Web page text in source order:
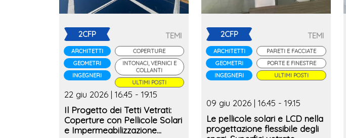
2CFP
ARCHITETTI
GEOMETRI
INGEGNERI
TEMI
COPERTURE
INTONACI, VERNICI E
COLLANTI
ULTIMI POSTI
22 giu 2026 | 16.45 - 19.15
Il Progetto dei Tetti Vetrati:
Coperture con Pellicole Solari
e Impermeabilizzazione
2CFP
ARCHITETTI
GEOMETRI
INGEGNERI
TEMI
PARETI E FACCIATE
PORTE E FINESTRE
ULTIMI POSTI
09 giu 2026 | 16.45 - 19.15
Le pellicole solari e LCD nella
progettazione flessibile degli